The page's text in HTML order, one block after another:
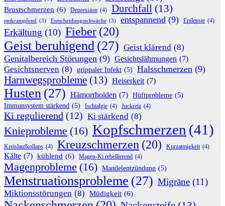
Brustschmerzen (6) Depression (4) Durchfall (13)
entkrampfend (3) Entscheidungsschwäche (3) entspannend (9) Epilepsie (4)
Erkältung (10) Fieber (20)
Geist beruhigend (27) Geist klärend (8)
Genitalbereich Störungen (9) Gesichtslähmungen (7)
Gesichtsnerven (8) grippaler Infekt (5) Halsschmerzen (9)
Harnwegsprobleme (13) Heiserkeit (7)
Husten (27) Hämorrhoiden (7) Hüftprobleme (5)
Immunsystem stärkend (5) Ischialgie (4) Juckreiz (4)
Ki regulierend (12) Ki stärkend (8)
Knieprobleme (16) Kopfschmerzen (41)
Kreislaufkollaps (4) Kreuzschmerzen (20) Kurzatmigkeit (4)
Kälte (7) kühlend (6) Magen-Ki rebellierend (4)
Magenprobleme (16) Mandelentzündung (5)
Menstruationsprobleme (27) Migräne (11)
Miktionsstörungen (8) Müdigkeit (6)